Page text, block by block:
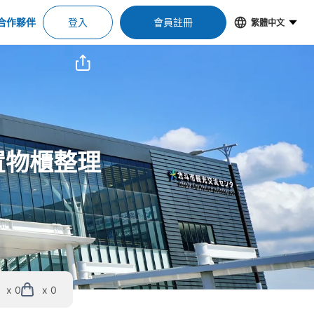
作夥伴 登入 會員註冊 繁體中文
櫃整理
x 0 x 0